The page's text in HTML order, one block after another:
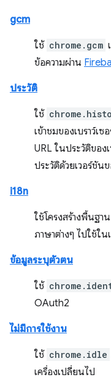
gcm
ใช้ chrome.gcm
ข้อความผ่าน
ประวัติ
ใช้
เข้าชมของเบราว์เ
URL ในประวัติของ
ประวัติด้วยเวอร์ชัน
i18n
ใช้โครงสร้างพื้นฐาน
ภาษาต่างๆ ไปใช้ใ
ข้อมูลระบุตัวตน
ใช้
OAuth2
ไม่มีการใช้งาน
ใช้ chrome.idle
เครื่องเปลี่ยนไป